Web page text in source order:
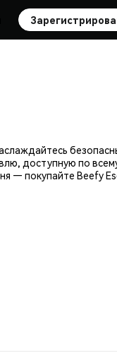
доступную по
— покупайте Beefy